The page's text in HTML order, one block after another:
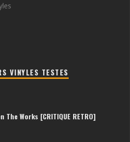
VINYLES TESTES
The Works [CRITIQUE RETRO]